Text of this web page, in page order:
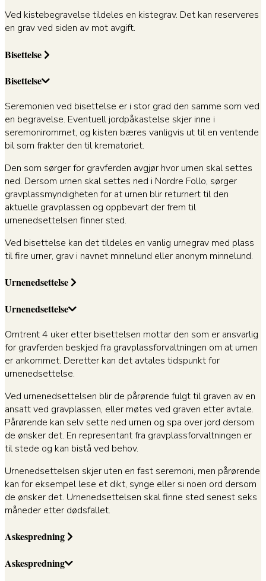
Ved kistebegravelse tildeles en kistegrav. Det kan reserveres
en grav ved siden av mot avgift.
Bisettelse
Bisettelse
Seremonien ved bisettelse er i stor grad den samme som ved
en begravelse. Eventuell jordpåkastelse skjer inne i
seremonirommet, og kisten bæres vanligvis ut til en ventende
bil som frakter den til krematoriet.
Den som sørger for gravferden avgjør hvor urnen skal settes
ned. Dersom urnen skal settes ned i Nordre Follo, sørger
gravplassmyndigheten for at urnen blir returnert til den
aktuelle gravplassen og oppbevart der frem til
urnenedsettelsen finner sted.
Ved bisettelse kan det tildeles en vanlig urnegrav med plass
til fire urner, grav i navnet minnelund eller anonym minnelund.
Urnenedsettelse
Urnenedsettelse
Omtrent 4 uker etter bisettelsen mottar den som er ansvarlig
for gravferden beskjed fra gravplassforvaltningen om at urnen
er ankommet. Deretter kan det avtales tidspunkt for
urnenedsettelse.
Ved urnenedsettelsen blir de pårørende fulgt til graven av en
ansatt ved gravplassen, eller møtes ved graven etter avtale.
Pårørende kan selv sette ned urnen og spa over jord dersom
de ønsker det. En representant fra gravplassforvaltningen er
til stede og kan bistå ved behov.
Urnenedsettelsen skjer uten en fast seremoni, men pårørende
kan for eksempel lese et dikt, synge eller si noen ord dersom
de ønsker det. Urnenedsettelsen skal finne sted senest seks
måneder etter dødsfallet.
Askespredning
Askespredning